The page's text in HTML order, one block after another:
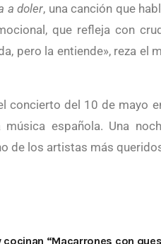
a doler, una canción que
que refleja con
pero la entiende», reza el
concierto del 10 de mayo
española. Una
de los artistas más
cocinan “Macarrones con